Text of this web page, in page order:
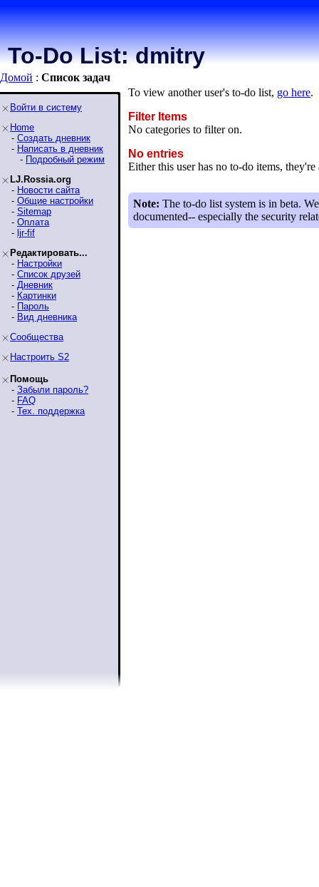
To-Do List: dmitry
Домой : Список задaч
Войти в систему
Home
- Создать дневник
- Написать в дневник
- Подробный режим
LJ.Rossia.org
- Новости сайта
- Общие настройки
- Sitemap
- Оплата
- ljr-fif
Редактировать...
- Настройки
- Список друзей
- Дневник
- Картинки
- Пароль
- Вид дневника
Сообщества
Настроить S2
Помощь
- Забыли пароль?
- FAQ
- Тех. поддержка
To view another user's to-do list, go here.
Filter Items
No categories to filter on.
No entries
Either this user has no to-do items,
Note: The to-do list system is in beta.
documented-- especially the security